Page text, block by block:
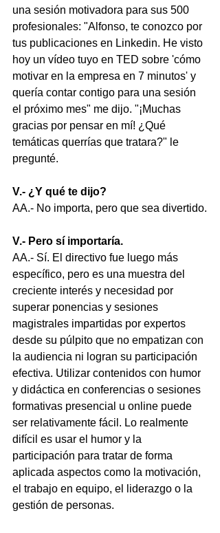
una sesión motivadora para sus 500
profesionales: "Alfonso, te conozco por
tus publicaciones en Linkedin. He visto
hoy un vídeo tuyo en TED sobre 'cómo
motivar en la empresa en 7 minutos' y
quería contar contigo para una sesión
el próximo mes" me dijo. "¡Muchas
gracias por pensar en mí! ¿Qué
temáticas querrías que tratara?" le
pregunté.
V.- ¿Y qué te dijo?
AA.- No importa, pero que sea divertido.
V.- Pero sí importaría.
AA.- Sí. El directivo fue luego más
específico, pero es una muestra del
creciente interés y necesidad por
superar ponencias y sesiones
magistrales impartidas por expertos
desde su púlpito que no empatizan con
la audiencia ni logran su participación
efectiva. Utilizar contenidos con humor
y didáctica en conferencias o sesiones
formativas presencial u online puede
ser relativamente fácil. Lo realmente
difícil es usar el humor y la
participación para tratar de forma
aplicada aspectos como la motivación,
el trabajo en equipo, el liderazgo o la
gestión de personas.